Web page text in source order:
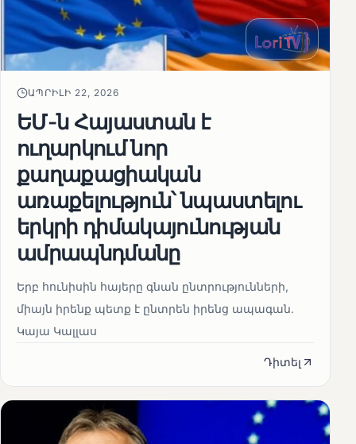
ԱՊՐԻԼԻ 22, 2026
ԵՄ-ն Հայաստան է
ուղարկում նոր
քաղաքացիական
առաքելություն՝ նպաստելու
երկրի դիմակայունության
ամրապնդմանը
Երբ հունիսին հայերը գնան ընտրությունների,
միայն իրենք պետք է ընտրեն իրենց ապագան.
Կայա Կալլաս
Դիտել